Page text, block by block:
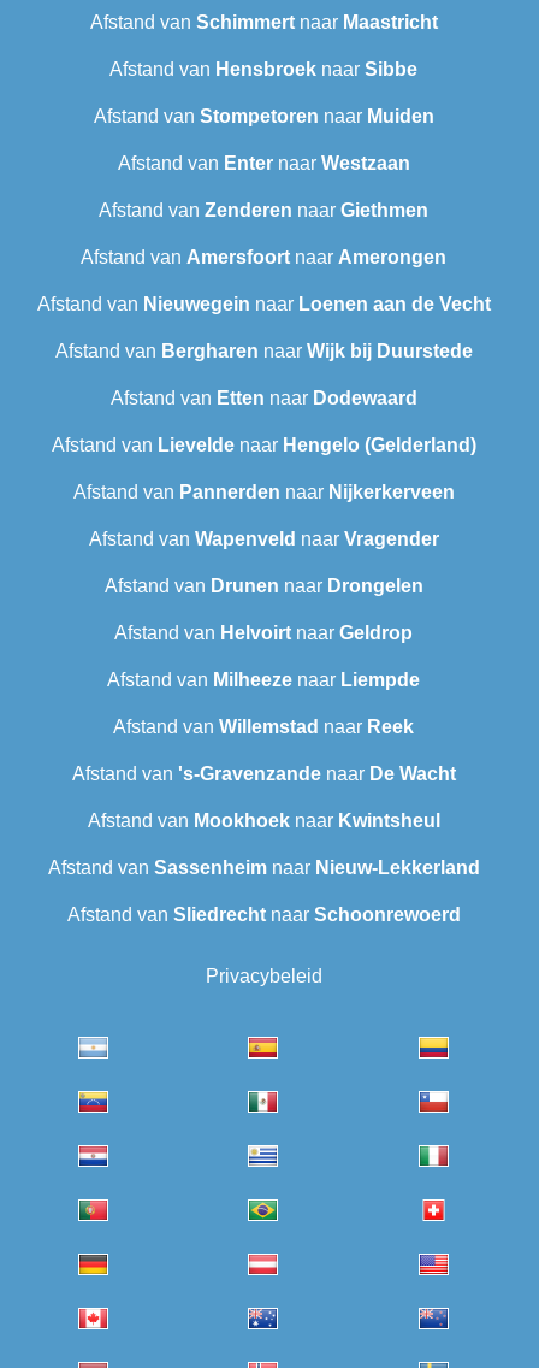
Afstand van Schimmertnaar Maastricht
Afstand van Hensbroek naar Sibbe
Afstand van Stompetoren naar Muiden
Afstand van Enternaar Westzaan
Afstand van Zenderen naar Giethmen
Afstand van Amersfoort naar Amerongen
Afstand van Nieuwegein naar Loenen aan de Vecht
Afstand van Bergharen naar Wijk bij Duurstede
Afstand van Etten naar Dodewaard
Afstand van Lieveldenaar Hengelo (Gelderland)
Afstand van Pannerden naar Nijkerkerveen
Afstand van Wapenveld naar Vragender
Afstand van Drunen naar Drongelen
Afstand van Helvoirt naar Geldrop
Afstand van Milheeze naar Liempde
Afstand van Willemstad naar Reek
Afstand van 's-Gravenzandenaar De Wacht
Afstand van Mookhoeknaar Kwintsheul
Afstand van Sassenheimnaar Nieuw-Lekkerland
Afstand van Sliedrechtnaar Schoonrewoerd
Privacybeleid